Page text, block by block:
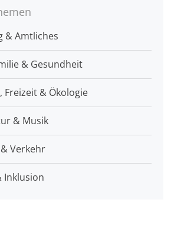
& Amtliches
& Gesundheit
Freizeit & Ökologie
& Musik
Verkehr
Inklusion